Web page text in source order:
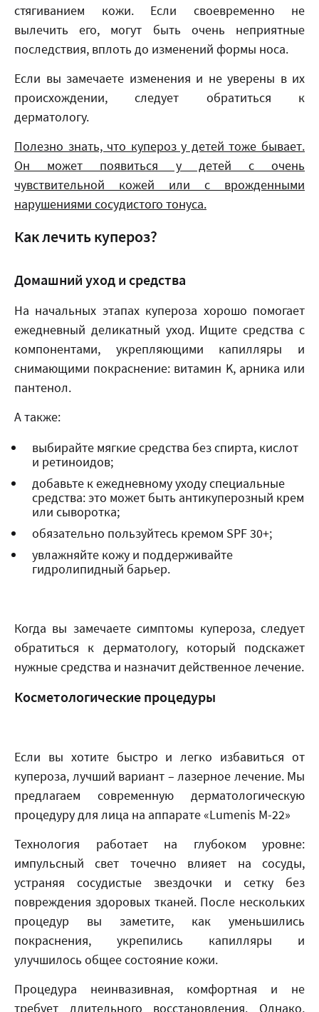
стягиванием кожи. Если своевременно не
вылечить его, могут быть очень неприятные
последствия, вплоть до изменений формы носа.
Если вы замечаете изменения и не уверены в их
происхождении, следует обратиться к
дерматологу.
Полезно знать, что купероз у детей тоже бывает.
Он может появиться у детей с очень
чувствительной кожей или с врожденными
нарушениями сосудистого тонуса.
Как лечить купероз?
Домашний уход и средства
На начальных этапах купероза хорошо помогает
ежедневный деликатный уход. Ищите средства с
компонентами, укрепляющими капилляры и
снимающими покраснение: витамин K, арника или
пантенол.
А также:
выбирайте мягкие средства без спирта, кислот
и ретиноидов;
добавьте к ежедневному уходу специальные
средства: это может быть антикуперозный крем
или сыворотка;
обязательно пользуйтесь кремом SPF 30+;
увлажняйте кожу и поддерживайте
гидролипидный барьер.
Когда вы замечаете симптомы купероза, следует
обратиться к дерматологу, который подскажет
нужные средства и назначит действенное лечение.
Косметологические процедуры
Если вы хотите быстро и легко избавиться от
купероза, лучший вариант – лазерное лечение. Мы
предлагаем современную дерматологическую
процедуру для лица на аппарате «Lumenis M-22»
Технология работает на глубоком уровне:
импульсный свет точечно влияет на сосуды,
устраняя сосудистые звездочки и сетку без
повреждения здоровых тканей. После нескольких
процедур вы заметите, как уменьшились
покраснения, укрепились капилляры и
улучшилось общее состояние кожи.
Процедура неинвазивная, комфортная и не
требует длительного восстановления. Однако,